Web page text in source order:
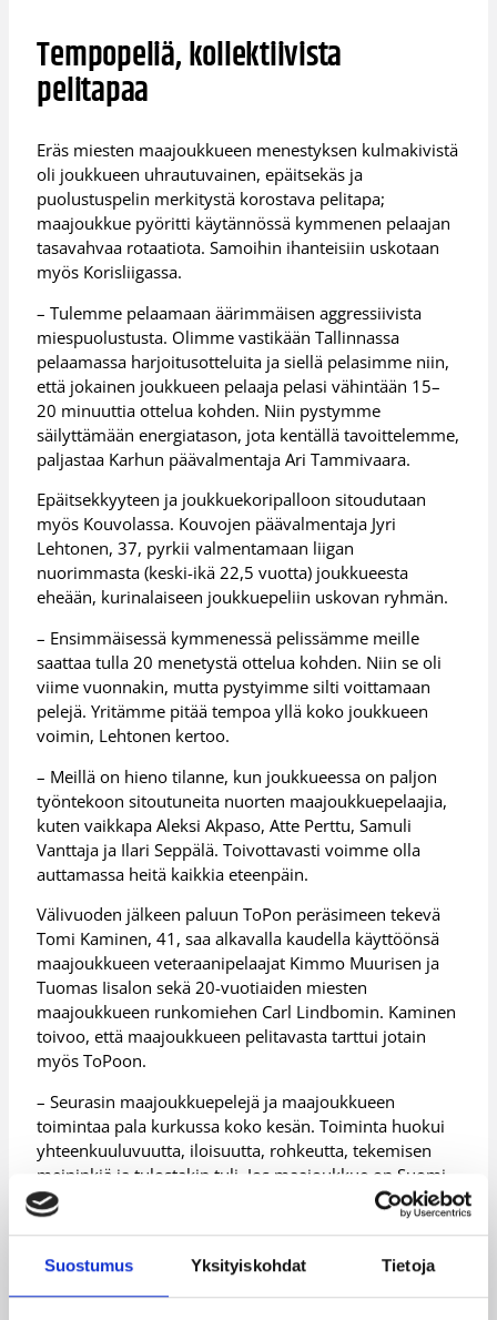
Suostumus Yksityiskohdat Tietoja
Tempopeliä, kollektiivista
pelitapaa
Eräs miesten maajoukkueen menestyksen kulmakivistä
oli joukkueen uhrautuvainen, epäitsekäs ja
puolustuspelin merkitystä korostava pelitapa;
maajoukkue pyöritti käytännössä kymmenen pelaajan
tasavahvaa rotaatiota. Samoihin ihanteisiin uskotaan
myös Korisliigassa.
– Tulemme pelaamaan äärimmäisen aggressiivista
miespuolustusta. Olimme vastikään Tallinnassa
pelaamassa harjoitusotteluita ja siellä pelasimme niin,
että jokainen joukkueen pelaaja pelasi vähintään 15–
20 minuuttia ottelua kohden. Niin pystymme
säilyttämään energiatason, jota kentällä tavoittelemme,
paljastaa Karhun päävalmentaja Ari Tammivaara.
Epäitsekkyyteen ja joukkuekoripalloon sitoudutaan
myös Kouvolassa. Kouvojen päävalmentaja Jyri
Lehtonen, 37, pyrkii valmentamaan liigan
nuorimmasta (keski-ikä 22,5 vuotta) joukkueesta
eheään, kurinalaiseen joukkuepeliin uskovan ryhmän.
– Ensimmäisessä kymmenessä pelissämme meille
saattaa tulla 20 menetystä ottelua kohden. Niin se oli
viime vuonnakin, mutta pystyimme silti voittamaan
pelejä. Yritämme pitää tempoa yllä koko joukkueen
voimin, Lehtonen kertoo.
– Meillä on hieno tilanne, kun joukkueessa on paljon
työntekoon sitoutuneita nuorten maajoukkuepelaajia,
kuten vaikkapa Aleksi Akpaso, Atte Perttu, Samuli
Vanttaja ja Ilari Seppälä. Toivottavasti voimme olla
auttamassa heitä kaikkia eteenpäin.
Välivuoden jälkeen paluun ToPon peräsimeen tekevä
Tomi Kaminen, 41, saa alkavalla kaudella käyttöönsä
maajoukkueen veteraanipelaajat Kimmo Muurisen ja
Tuomas Iisalon sekä 20-vuotiaiden miesten
maajoukkueen runkomiehen Carl Lindbomin. Kaminen
toivoo, että maajoukkueen pelitavasta tarttui jotain
myös ToPoon.
– Seurasin maajoukkuepelejä ja maajoukkueen
toimintaa pala kurkussa koko kesän. Toiminta huokui
yhteenkuuluvuutta, iloisuutta, rohkeutta, tekemisen
meininkiä ja tulostakin tuli. Jos maajoukkue on Suomi-
koriksen ilmentymä, haluamme ehdottomasti tuoda
kaikkia näitä asioita myös ToPoon.
Maajoukkueen esimerkki näkyy paitsi liigajoukkueiden,